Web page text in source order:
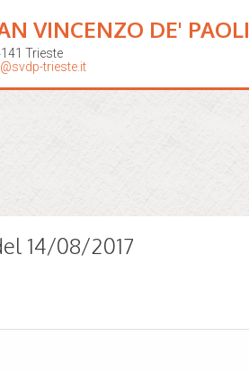
VINCENZO DE' PAOLI
Trieste
trieste.it
14/08/2017